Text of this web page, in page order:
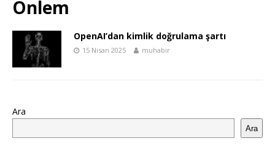
Önlem
OpenAI’dan kimlik doğrulama şartı
15 Nisan 2025 muhabir
Ara
Ara